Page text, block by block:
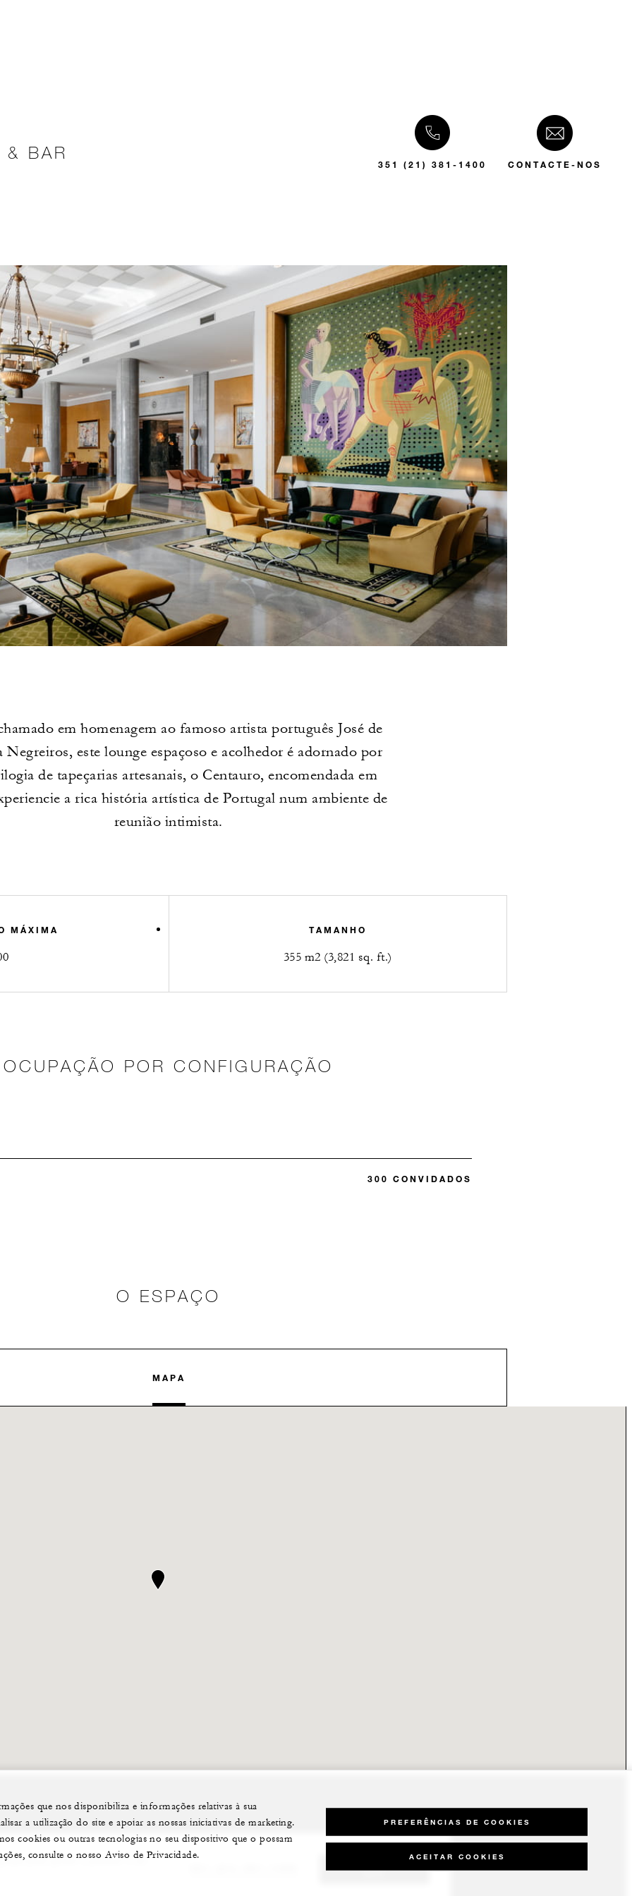
& BAR
351 (21) 381-1400 CONTACTE-NOS
em homenagem ao famoso artista português José de
Negreiros, este lounge espaçoso e acolhedor é adornado por
de tapeçarias artesanais, o Centauro, encomendada em
a rica história artística de Portugal num ambiente de
reunião intimista.
MÁXIMA TAMANHO
355 m2 (3,821 sq. ft.)
OCUPAÇÃO POR CONFIGURAÇÃO
300 CONVIDADOS
O ESPAÇO
MAPA
pode ajudar a planear o seu
NOS
que nos disponibiliza e informações relativas à sua
a utilização do site e apoiar as nossas iniciativas de marketing.
cookies ou outras tecnologias no seu dispositivo que o possam
consulte o nosso Aviso de Privacidade.
PREFERÊNCIAS DE COOKIES
ACEITAR COOKIES